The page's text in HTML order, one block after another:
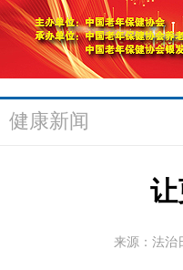
健康新闻
来源：法